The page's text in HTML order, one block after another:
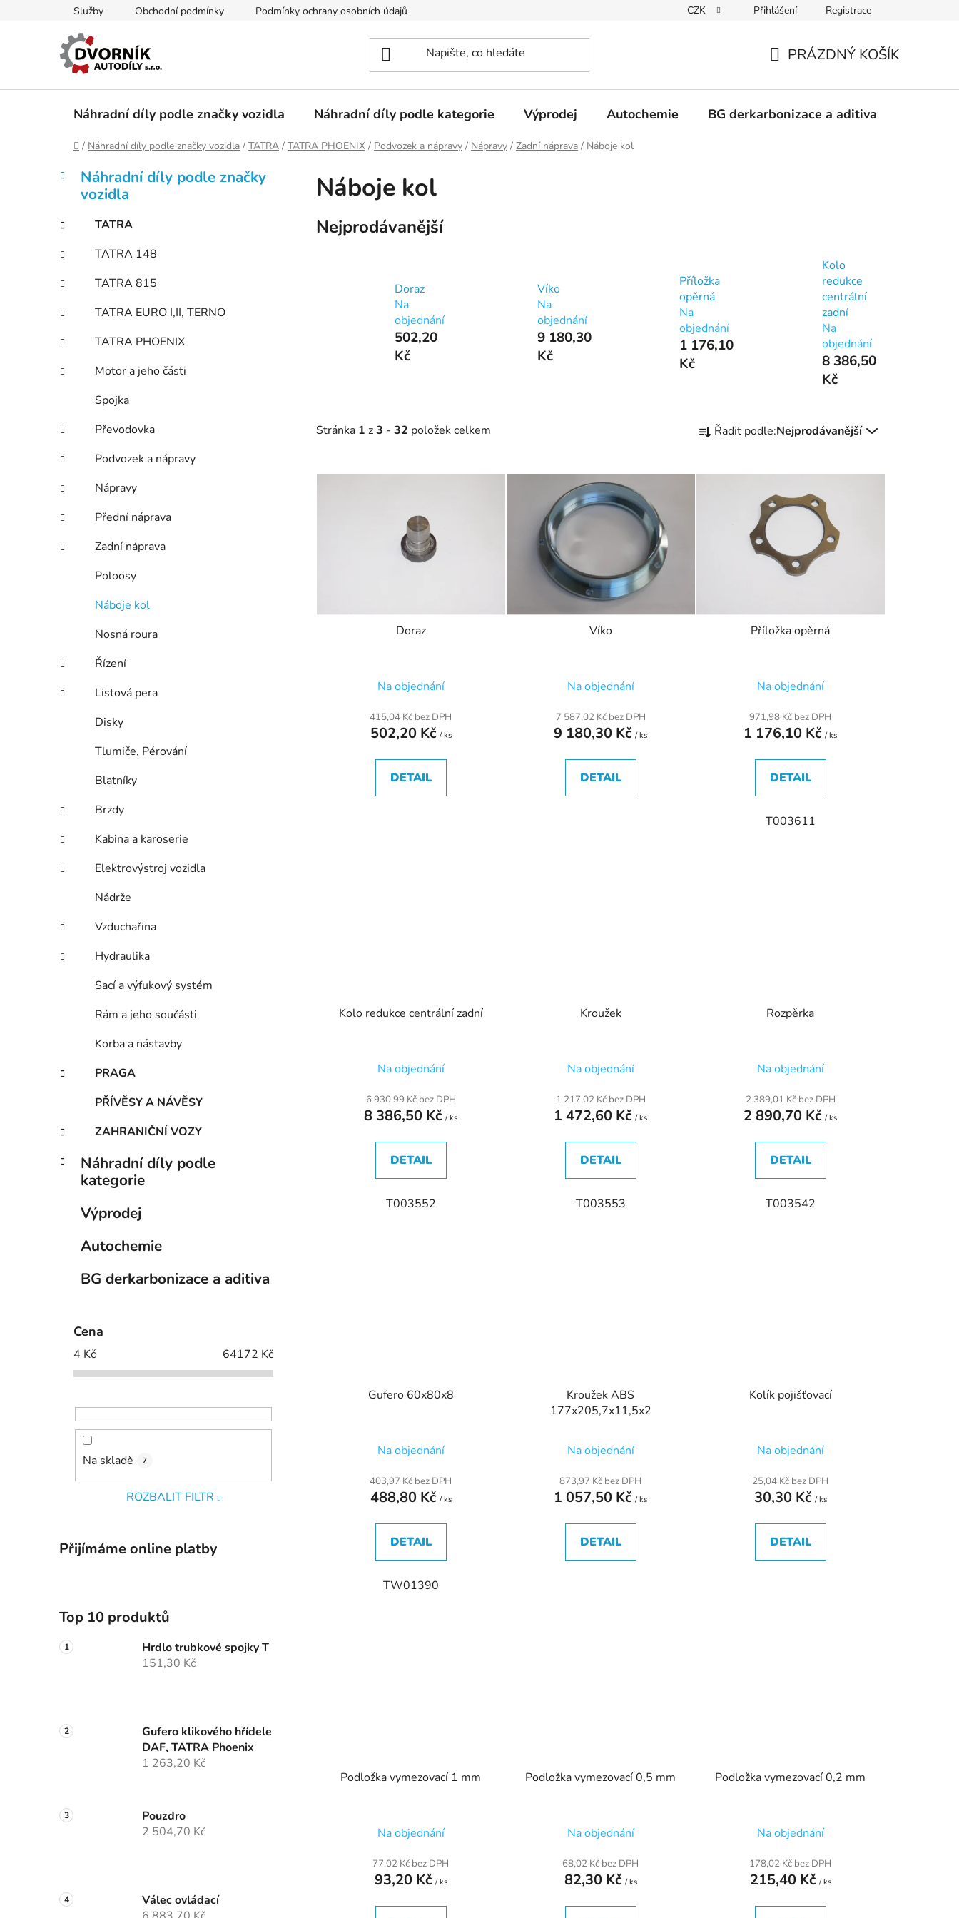
Služby Obchodní podmínky Podmínky ochrany osobních údajů CZK Přihlášení Registrace
KOŠÍK
PRÁZDNÝ KOŠÍK
Náhradní díly podle značky vozidla Náhradní díly podle kategorie Výprodej Autochemie BG derkarbonizace a aditiva
Domů
/ Náhradní díly podle značky vozidla / TATRA / TATRA PHOENIX / Podvozek a nápravy / Nápravy / Zadní náprava / Náboje kol
P
t
a
n
í
p
n
Přeskočit
kategorie
K
a
g
r
i
e
Náhradní díly podle značky
vozidla
TATRA
TATRA 148
TATRA 815
TATRA EURO I,II, TERNO
TATRA PHOENIX
Motor a jeho části
Spojka
Převodovka
Podvozek a nápravy
Nápravy
Přední náprava
Zadní náprava
Poloosy
Náboje kol
Nosná roura
Řízení
Listová pera
Disky
Tlumiče, Pérování
Blatníky
Brzdy
Kabina a karoserie
Elektrovýstroj vozidla
Nádrže
Vzduchařina
Hydraulika
Sací a výfukový systém
Rám a jeho součásti
Korba a nástavby
PRAGA
PŘÍVĚSY A NÁVĚSY
ZAHRANIČNÍ VOZY
Náhradní díly podle
kategorie
Výprodej
Autochemie
BG derkarbonizace a aditiva
Cena
4 Kč 64172 Kč
Na skladě 7
ROZBALIT FILTR
Přijímáme online platby
Top 10 produktů
Hrdlo trubkové spojky T
151,30 Kč
Gufero klikového hřídele
DAF, TATRA Phoenix
1 263,20 Kč
Pouzdro
2 504,70 Kč
Válec ovládací
Náboje kol
Nejprodávanější
Doraz
Na
objednání
502,20
Kč
Víko
Na
objednání
9 180,30
Kč
Příložka
opěrná
Na
objednání
1 176,10
Kč
Kolo
redukce
centrální
zadní
Na
objednání
8 386,50
Kč
Stránka 1 z3 - 32 položek celkem
a
e
Řadit podle:Nejprodávanější
V
Doraz
Na objednání
415,04 Kč bez DPH
502,20 Kč / ks
DETAIL
Víko
Na objednání
7 587,02 Kč bez DPH
9 180,30 Kč/ ks
DETAIL
Příložka opěrná
Na objednání
971,98 Kč bez DPH
1 176,10 Kč/ ks
DETAIL
T003611
Kolo redukce centrální zadní
Na objednání
6 930,99 Kč bez DPH
8 386,50 Kč/ ks
DETAIL
T003552
Kroužek
Na objednání
1 217,02 Kč bez DPH
1 472,60 Kč/ ks
DETAIL
T003553
Rozpěrka
Na objednání
2 389,01 Kč bez DPH
2 890,70 Kč/ ks
DETAIL
T003542
Gufero 60x80x8
Na objednání
403,97 Kč bez DPH
488,80 Kč / ks
DETAIL
TW01390
Kroužek ABS
177x205,7x11,5x2
Na objednání
873,97 Kč bez DPH
1 057,50 Kč/ ks
DETAIL
Kolík pojišťovací
Na objednání
25,04 Kč bez DPH
30,30 Kč / ks
DETAIL
Podložka vymezovací 1 mm
Na objednání
77,02 Kč bez DPH
93,20 Kč / ks
Podložka vymezovací 0,5 mm
Na objednání
68,02 Kč bez DPH
82,30 Kč / ks
Podložka vymezovací 0,2 mm
Na objednání
178,02 Kč bez DPH
215,40 Kč / ks